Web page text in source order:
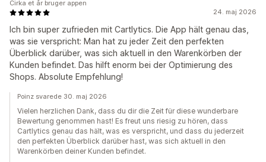
24. maj 2026
Ich bin super zufrieden mit Cartlytics. Die App hält genau das,
was sie verspricht: Man hat zu jeder Zeit den perfekten
Überblick darüber, was sich aktuell in den Warenkörben der
Kunden befindet. Das hilft enorm bei der Optimierung des
Shops. Absolute Empfehlung!
Cirka et år bruger appen
Poinz svarede 30. maj 2026
Vielen herzlichen Dank, dass du dir die Zeit für diese wunderbare
Bewertung genommen hast! Es freut uns riesig zu hören, dass
Cartlytics genau das hält, was es verspricht, und dass du jederzeit
den perfekten Überblick darüber hast, was sich aktuell in den
Warenkörben deiner Kunden befindet.